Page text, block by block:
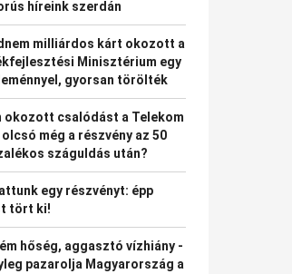
híreink szerdán
milliárdos kárt okozott a
Minisztérium egy
gyorsan törölték
okozott csalódást a Telekom
olcsó még a részvény az 50
száguldás után?
egy részvényt: épp
tört ki!
hőség, aggasztó vízhiány -
pazarolja Magyarország a